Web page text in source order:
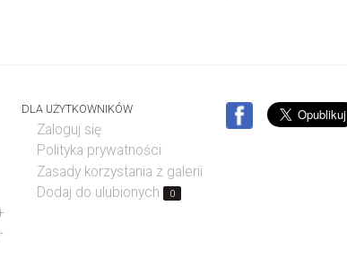
DLA UŻYTKOWNIKÓW
Zaloguj się
Polityka prywatności
Zasady korzystania z galerii
Dodaj do ulubionych
0